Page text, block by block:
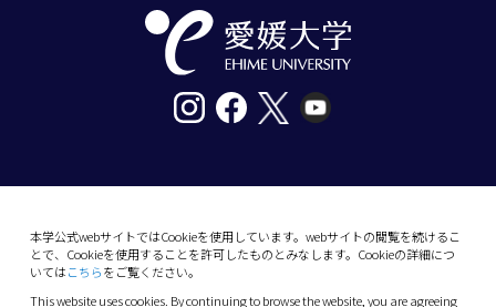
本学公式webサイトではCookieを使用しています。webサイトの閲覧を続けるこ
とで、Cookieを使用することを許可したものとみなします。Cookieの詳細につ
いてはこちらをご覧ください。
This website uses cookies. By continuing to browse the website, you are agreeing
10-13 Dogo-Himata, Matsuyama, Ehime 790-